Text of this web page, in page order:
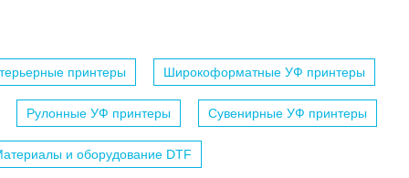
принтеры Широкоформатные УФ принтеры
Рулонные УФ принтеры Сувенирные УФ принтеры
и оборудование DTF